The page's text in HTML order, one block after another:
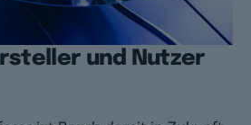
und Nutzer